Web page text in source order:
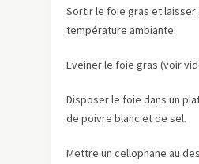
Sortir le foie gras et laisser
température ambiante.
Eveiner le foie gras (voir
Disposer le foie dans un
de poivre blanc et de sel.
Mettre un cellophane au